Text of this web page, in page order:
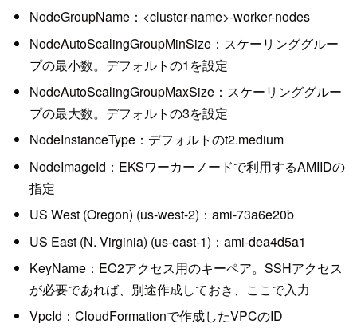
NodeGroupName：<cluster-name>-worker-nodes
NodeAutoScalingGroupMinSize：スケーリンググルー
プの最小数。デフォルトの1を設定
NodeAutoScalingGroupMaxSize：スケーリンググルー
プの最大数。デフォルトの3を設定
NodeInstanceType：デフォルトのt2.medium
NodeImageId：EKSワーカーノードで利用するAMIIDの
指定
US West (Oregon) (us-west-2)：ami-73a6e20b
US East (N. Virginia) (us-east-1)：ami-dea4d5a1
KeyName：EC2アクセス用のキーペア。SSHアクセス
が必要であれば、別途作成しておき、ここで入力
VpcId：CloudFormationで作成したVPCのID